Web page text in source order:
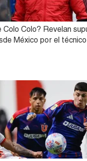
Colo Colo? Revelan
México por el